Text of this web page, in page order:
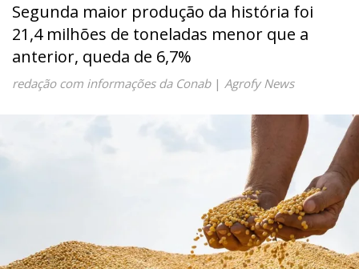
Segunda maior produção da história foi
21,4 milhões de toneladas menor que a
anterior, queda de 6,7%
redação com informações da Conab| Agrofy News